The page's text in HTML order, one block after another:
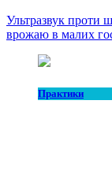
Ультразвук проти
врожаю в малих
Практики